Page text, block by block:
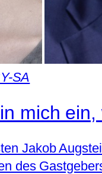
SA
mich
Jakob
des